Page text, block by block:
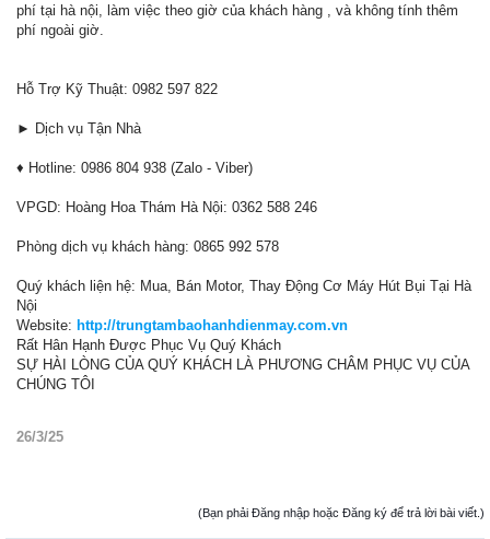
phí tại hà nội, làm việc theo giờ của khách hàng , và không tính thêm
phí ngoài giờ.
Hỗ Trợ Kỹ Thuật: 0982 597 822
► Dịch vụ Tận Nhà
♦ Hotline: 0986 804 938 (Zalo - Viber)
VPGD: Hoàng Hoa Thám Hà Nội: 0362 588 246
Phòng dịch vụ khách hàng: 0865 992 578
Quý khách liện hệ: Mua, Bán Motor, Thay Động Cơ Máy Hút Bụi Tại Hà
Nội
Website: http://trungtambaohanhdienmay.com.vn
Rất Hân Hạnh Được Phục Vụ Quý Khách
SỰ HÀI LÒNG CỦA QUÝ KHÁCH LÀ PHƯƠNG CHÂM PHỤC VỤ CỦA
CHÚNG TÔI
26/3/25
(Bạn phải Đăng nhập hoặc Đăng ký để trả lời bài viết.)